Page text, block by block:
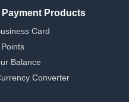
Payment Products
Card
Balance
Converter